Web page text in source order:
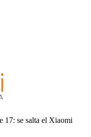
17: se salta el Xiaomi